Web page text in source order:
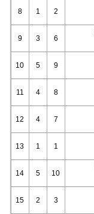
8 1 2
9 3 6
10 5 9
11 4 8
12 4 7
13 1 1
14 5 10
15 2 3